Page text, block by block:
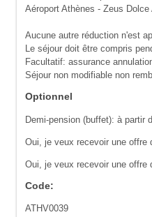
Aéroport Athènes - Zeus
Aucune autre réduction n'est
Le séjour doit être compris
Facultatif: assurance
Séjour non modifiable non
Optionnel
Demi-pension (buffet): à partir
Oui, je veux recevoir une offre
Oui, je veux recevoir une offre
Code:
ATHV0039